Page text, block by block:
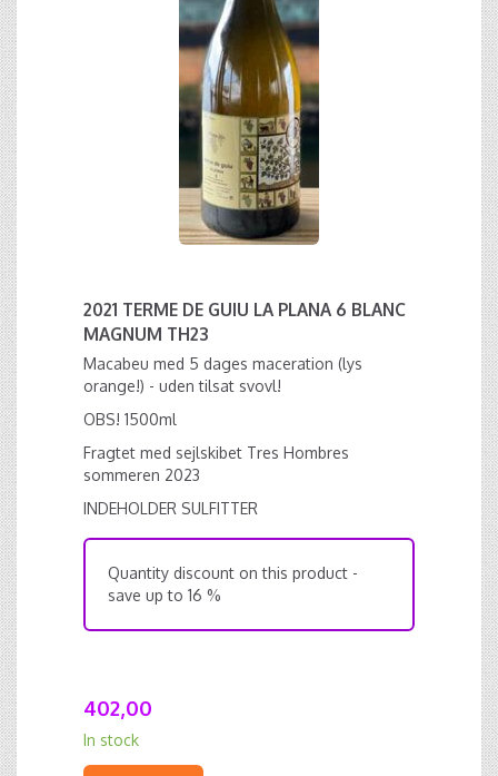
2021 TERME DE GUIU LA PLANA 6 BLANC
MAGNUM TH23
Macabeu med 5 dages maceration (lys
orange!) - uden tilsat svovl!
OBS! 1500ml
Fragtet med sejlskibet Tres Hombres
sommeren 2023
INDEHOLDER SULFITTER
Quantity discount on this product -
save up to 16 %
402,00
In stock